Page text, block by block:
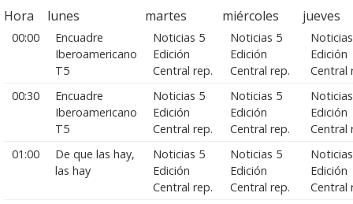
Hora lunes martes miércoles jueves
00:00
Encuadre
Iberoamericano
T5
Noticias 5
Edición
Central rep.
Noticias 5
Edición
Central rep.
Edición
Central
00:30
Encuadre
Iberoamericano
T5
Noticias 5
Edición
Central rep.
Noticias 5
Edición
Central rep.
Edición
Central
01:00
De que las hay,
las hay
Noticias 5
Edición
Central rep.
Noticias 5
Edición
Central rep.
Edición
Central